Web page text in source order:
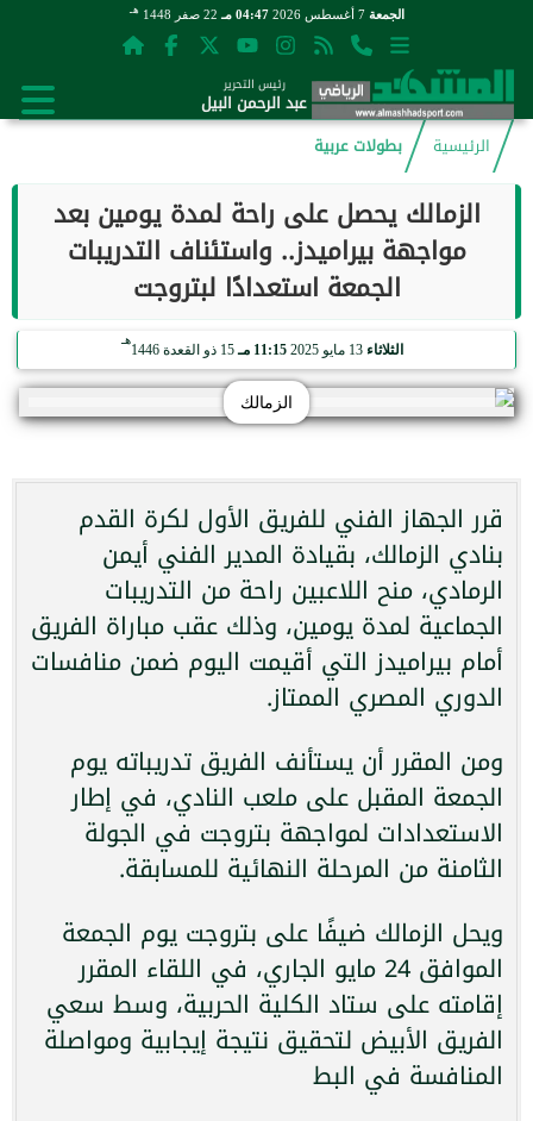
الجمعة 7 أغسطس 2026 04:47 مـ 22 صفر 1448 هـ
رئيس التحرير
عبد الرحمن البيل
الرئيسية
بطولات عربية
الزمالك يحصل على راحة لمدة يومين بعد
مواجهة بيراميدز.. واستئناف التدريبات
الجمعة استعدادًا لبتروجت
الثلاثاء 13 مايو 2025 11:15 مـ 15 ذو القعدة 1446
هـ
الزمالك
قرر الجهاز الفني للفريق الأول لكرة القدم
بنادي الزمالك، بقيادة المدير الفني أيمن
الرمادي، منح اللاعبين راحة من التدريبات
الجماعية لمدة يومين، وذلك عقب مباراة الفريق
أمام بيراميدز التي أقيمت اليوم ضمن منافسات
الدوري المصري الممتاز.
ومن المقرر أن يستأنف الفريق تدريباته يوم
الجمعة المقبل على ملعب النادي، في إطار
الاستعدادات لمواجهة بتروجت في الجولة
الثامنة من المرحلة النهائية للمسابقة.
ويحل الزمالك ضيفًا على بتروجت يوم الجمعة
الموافق 24 مايو الجاري، في اللقاء المقرر
إقامته على ستاد الكلية الحربية، وسط سعي
الفريق الأبيض لتحقيق نتيجة إيجابية ومواصلة
المنافسة في البط